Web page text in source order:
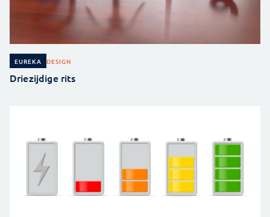
EUREKA DESIGN
Driezijdige rits